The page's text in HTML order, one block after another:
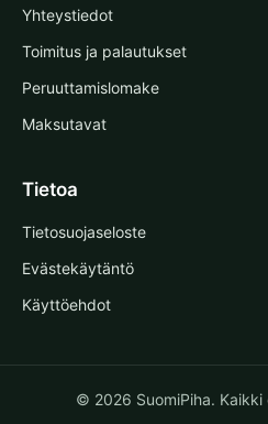
Yhteystiedot
Toimitus ja palautukset
Peruuttamislomake
Maksutavat
Tietoa
Tietosuojaseloste
Evästekäytäntö
Käyttöehdot
© 2026 SuomiPiha.